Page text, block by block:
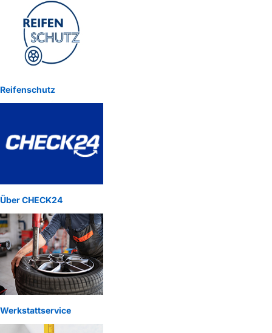
Reifenschutz
Über CHECK24
Werkstattservice